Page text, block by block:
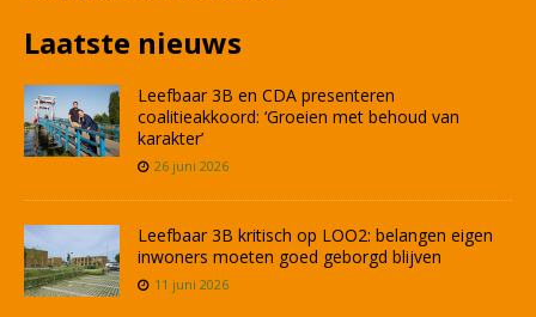
Laatste nieuws
Leefbaar 3B en CDA presenteren
coalitieakkoord: ‘Groeien met behoud van
karakter’
26 juni 2026
Leefbaar 3B kritisch op LOO2: belangen eigen
inwoners moeten goed geborgd blijven
11 juni 2026